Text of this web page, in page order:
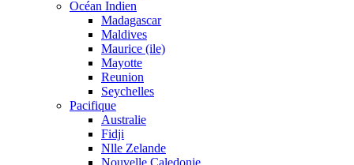
Océan Indien
Madagascar
Maldives
Maurice (ile)
Mayotte
Reunion
Seychelles
Pacifique
Australie
Fidji
Nlle Zelande
Nouvelle Caledonie